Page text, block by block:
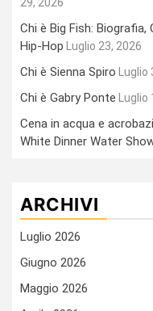
Chi è Big Fish:
Hip-Hop
Luglio 23, 2026
Chi è Sienna Spiro
Chi è Gabry Ponte
Cena in acqua e
White Dinner Water
ARCHIVI
Luglio 2026
Giugno 2026
Maggio 2026